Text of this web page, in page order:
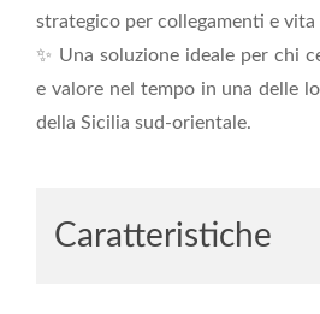
strategico per collegamenti e vita
✨ Una soluzione ideale per chi
e valore nel tempo in una delle
della Sicilia sud-orientale.
Caratteristiche